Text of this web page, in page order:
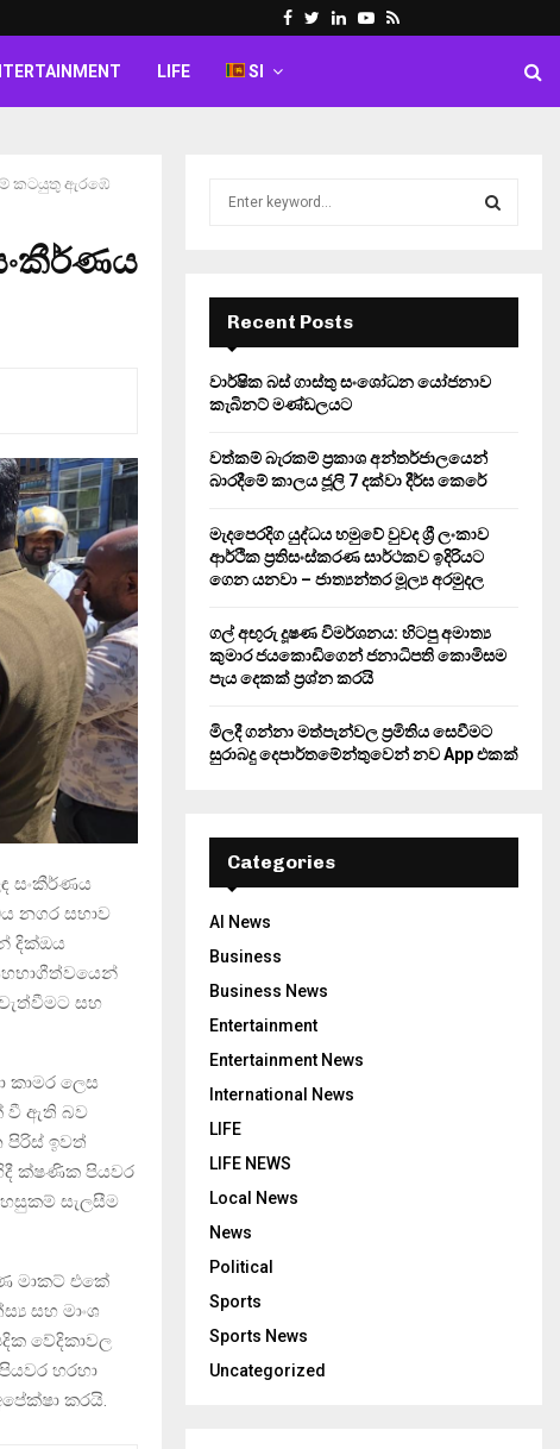
Facebook
Twitter
LinkedinYoutube
Rss
LIFE SI
කටයුතු ඇරඹේ
සංකීර්ණය
නගර සභාව
දික්ඔය
සහ
කාමර ලෙස
වී ඇති බව
පිරිස් ඉවත්
ක්ෂණික පියවර
සැලසීම
මාකට් එකේ
සහ මාංශ
වේදිකාවල
හරහා
කරයි.
r
:
E
A
R
H
Recent Posts
වාර්ෂික බස් ගාස්තු සංශෝධන යෝජනාව
කැබිනට් මණ්ඩලයට
වත්කම් බැරකම් ප්‍රකාශ අන්තර්ජාලයෙන්
බාරදීමේ කාලය ජූලි 7 දක්වා දීර්ඝ කෙරේ
මැදපෙරදිග යුද්ධය හමුවේ වුවද ශ්‍රී ලංකාව
ආර්ථික ප්‍රතිසංස්කරණ සාර්ථකව ඉදිරියට
ගෙන යනවා – ජාත්‍යන්තර මූල්‍ය අරමුදල
ගල් අඟුරු දූෂණ විමර්ශනය: හිටපු අමාත්‍ය
කුමාර ජයකොඩිගෙන් ජනාධිපති කොමිසම
පැය දෙකක් ප්‍රශ්න කරයි
මිලදී ගන්නා මත්පැන්වල ප්‍රමිතිය සෙවීමට
සුරාබදු දෙපාර්තමේන්තුවෙන් නව App එකක්
Categories
AI News
Business
Business News
Entertainment
Entertainment News
International News
LIFE
LIFE NEWS
Local News
News
Political
Sports
Sports News
Uncategorized